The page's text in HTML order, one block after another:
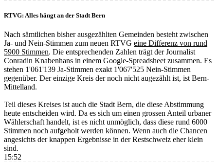
RTVG: Alles hängt an der Stadt Bern
Nach sämtlichen bisher ausgezählten Gemeinden besteht zwischen
Ja- und Nein-Stimmen zum neuen RTVG eine Differenz von rund
5900 Stimmen. Die entsprechenden Zahlen trägt der Journalist
Conradin Knabenhans in einem Google-Spreadsheet zusammen. Es
stehen 1'061'139 Ja-Stimmen exakt 1'067'525 Nein-Stimmen
gegenüber. Der einzige Kreis der noch nicht augezählt ist, ist Bern-
Mittelland.
Teil dieses Kreises ist auch die Stadt Bern, die diese Abstimmung
heute entscheiden wird. Da es sich um einen grossen Anteil urbaner
Wählerschaft handelt, ist es nicht unmöglich, dass diese rund 6000
Stimmen noch aufgeholt werden können. Wenn auch die Chancen
angesichts der knappen Ergebnisse in der Restschweiz eher klein
sind.
15:52